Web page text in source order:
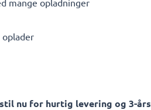
mange opladninger
oplader
nu for hurtig levering og 3-års